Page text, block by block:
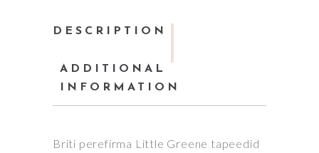
DESCRIPTION
ADDITIONAL
INFORMATION
Briti perefirma Little Greene tapeedid